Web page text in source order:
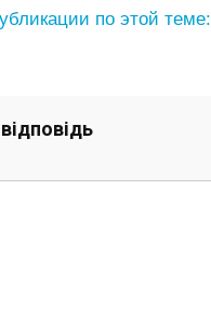
по этой теме: